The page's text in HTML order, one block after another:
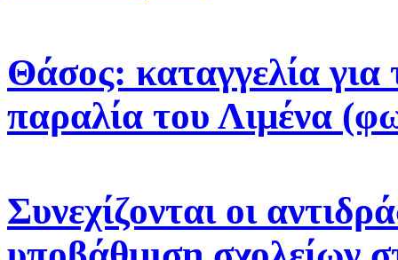
Θάσος: καταγγελία για
παραλία του Λιμένα
Συνεχίζονται οι